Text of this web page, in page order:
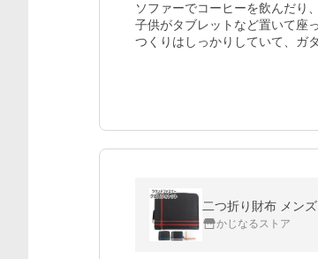
ソファーでコーヒーを飲んだり
子供がタブレットなど置いて座
つくりはしっかりしていて、ガ
かじなるストア